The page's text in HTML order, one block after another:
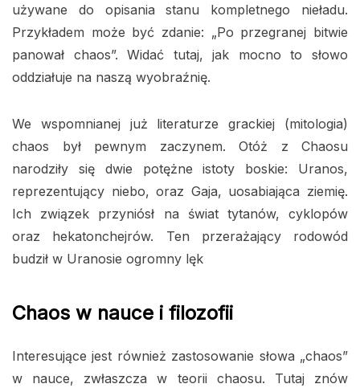
używane do opisania stanu kompletnego nieładu.
Przykładem może być zdanie: „Po przegranej bitwie
panował chaos”. Widać tutaj, jak mocno to słowo
oddziałuje na naszą wyobraźnię.
We wspomnianej już literaturze grackiej (mitologia)
chaos był pewnym zaczynem. Otóż z Chaosu
narodziły się dwie potężne istoty boskie: Uranos,
reprezentujący niebo, oraz Gaja, uosabiająca ziemię.
Ich związek przyniósł na świat tytanów, cyklopów
oraz hekatonchejrów. Ten przerażający rodowód
budził w Uranosie ogromny lęk
Chaos w nauce i filozofii
Interesujące jest również zastosowanie słowa „chaos”
w nauce, zwłaszcza w teorii chaosu. Tutaj znów